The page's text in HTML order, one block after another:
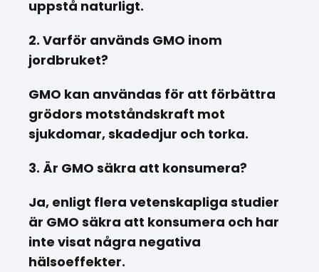
uppstå naturligt.
2. Varför används GMO inom
jordbruket?
GMO kan användas för att förbättra
grödors motståndskraft mot
sjukdomar, skadedjur och torka.
3. Är GMO säkra att konsumera?
Ja, enligt flera vetenskapliga studier
är GMO säkra att konsumera och har
inte visat några negativa
hälsoeffekter.